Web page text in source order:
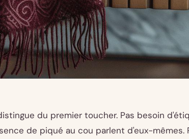
du premier toucher. Pas besoin
de piqué au cou parlent d'eux-mêmes.